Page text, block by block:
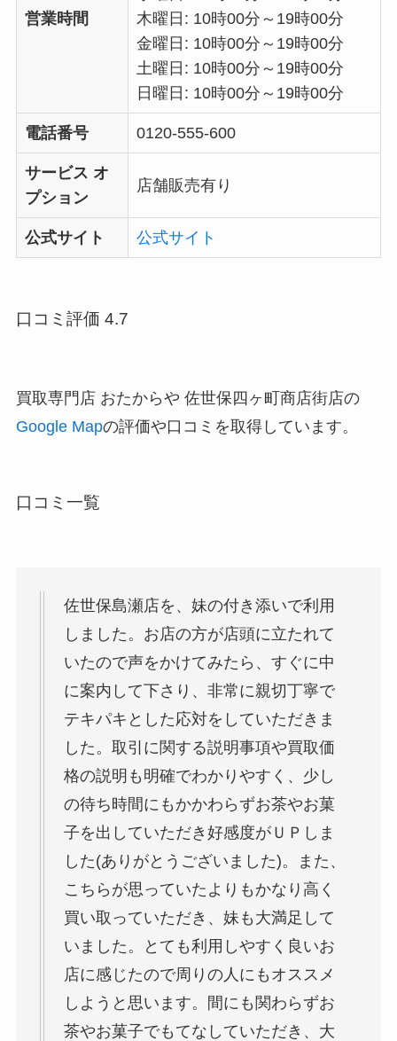
営業時間
木曜日: 10時00分～19時00分
金曜日: 10時00分～19時00分
土曜日: 10時00分～19時00分
日曜日: 10時00分～19時00分
電話番号 0120-555-600
サービス オ
プション
店舗販売有り
公式サイト 公式サイト
口コミ評価 4.7
買取専門店 おたからや 佐世保四ヶ町商店街店の
Google Mapの評価や口コミを取得しています。
口コミ一覧
佐世保島瀬店を、妹の付き添いで利用
しました。お店の方が店頭に立たれて
いたので声をかけてみたら、すぐに中
に案内して下さり、非常に親切丁寧で
テキパキとした応対をしていただきま
した。取引に関する説明事項や買取価
格の説明も明確でわかりやすく、少し
の待ち時間にもかかわらずお茶やお菓
子を出していただき好感度がＵＰしま
した(ありがとうございました)。また、
こちらが思っていたよりもかなり高く
買い取っていただき、妹も大満足して
いました。とても利用しやすく良いお
店に感じたので周りの人にもオススメ
しようと思います。間にも関わらずお
茶やお菓子でもてなしていただき、大